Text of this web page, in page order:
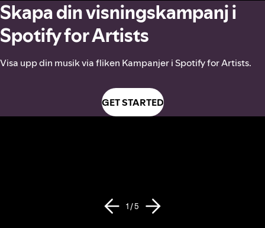
Skapa din visningskampanj i
Spotify for Artists
Visa upp din musik via fliken Kampanjer i Spotify for Artists.
GET STARTED
1 / 5